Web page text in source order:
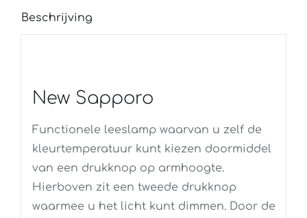
Beschrijving
New Sapporo
Functionele leeslamp waarvan u zelf de
kleurtemperatuur kunt kiezen doormiddel
van een drukknop op armhoogte.
Hierboven zit een tweede drukknop
waarmee u het licht kunt dimmen. Door de